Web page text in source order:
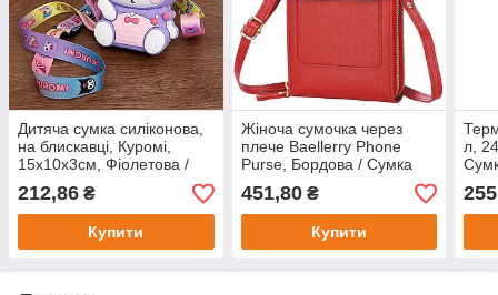
Дитяча сумка силіконова,
на блискавці, Куромі,
15х10х3см, Фіолетова /
Дитяча сумочка для
дівчинки / Сумка через
плече дитяча
212,86 ₴
Купити
Жіноча сумочка через
плече Baellerry Phone
Purse, Бордова / Сумка
для телефону / Гаманець-
клатч
451,80₴
Купити
л,
для